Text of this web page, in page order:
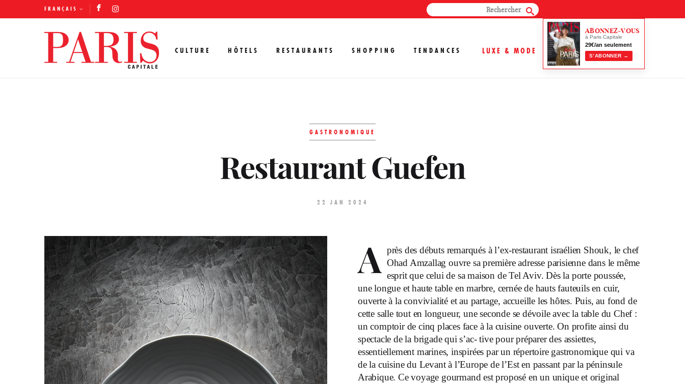
FRANÇAIS
CULTURE HÔTELS RESTAURANTS SHOPPING TENDANCES LUXE & MODE
ABONNEZ-VOUS
à Paris Capitale
29€/an seulement
S’ABONNER →
GASTRONOMIQUE
Restaurant Guefen
22 JAN 2024
A près des débuts remarqués à l’ex-restaurant israélien Shouk, le chef
Ohad Amzallag ouvre sa première adresse parisienne dans le même
esprit que celui de sa maison de Tel Aviv. Dès la porte poussée,
une longue et haute table en marbre, cernée de hauts fauteuils en cuir,
ouverte à la convivialité et au partage, accueille les hôtes. Puis, au fond de
cette salle tout en longueur, une seconde se dévoile avec la table du Chef :
un comptoir de cinq places face à la cuisine ouverte. On profite ainsi du
spectacle de la brigade qui s’ac- tive pour préparer des assiettes,
essentiellement marines, inspirées par un répertoire gastronomique qui va
de la cuisine du Levant à l’Europe de l’Est en passant par la péninsule
Arabique. Ce voyage gourmand est proposé en un unique et original